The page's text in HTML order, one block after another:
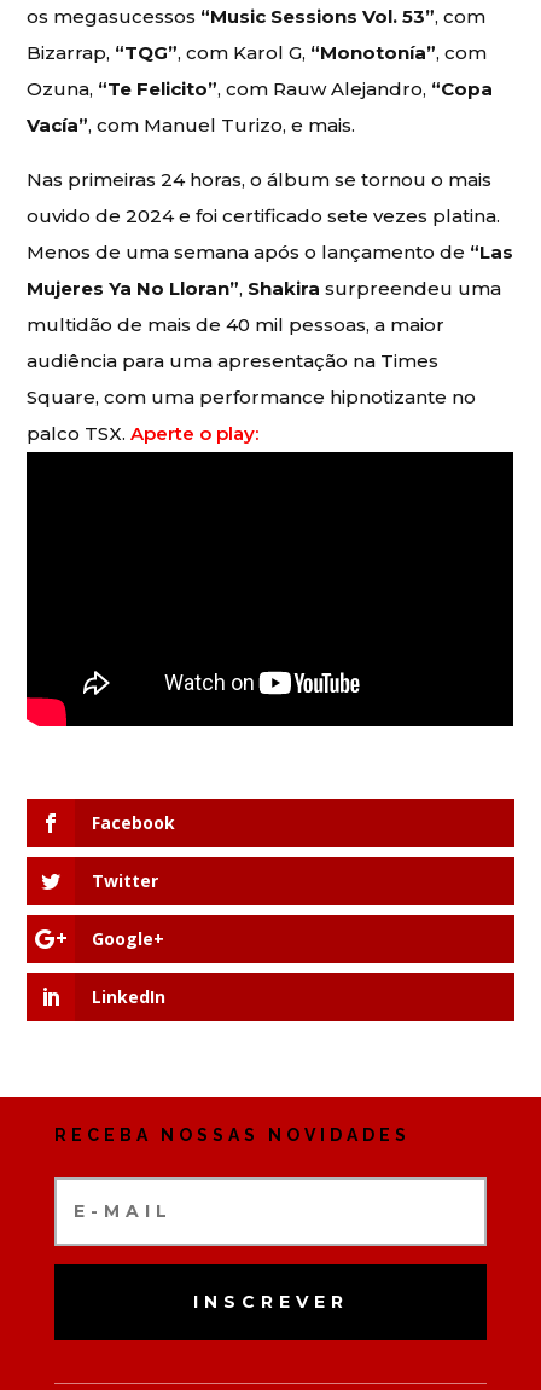
os megasucessos “Music Sessions Vol. 53”, com
Bizarrap, “TQG”, com Karol G, “Monotonía”, com
Ozuna, “Te Felicito”, com Rauw Alejandro, “Copa
Vacía”, com Manuel Turizo, e mais.
Nas primeiras 24 horas, o álbum se tornou o mais
ouvido de 2024 e foi certificado sete vezes platina.
Menos de uma semana após o lançamento de “Las
Mujeres Ya No Lloran”, Shakira surpreendeu uma
multidão de mais de 40 mil pessoas, a maior
audiência para uma apresentação na Times
Square, com uma performance hipnotizante no
palco TSX.Aperte o play:
Facebook
Twitter
Google+
LinkedIn
RECEBA NOSSAS NOVIDADES
INSCREVER